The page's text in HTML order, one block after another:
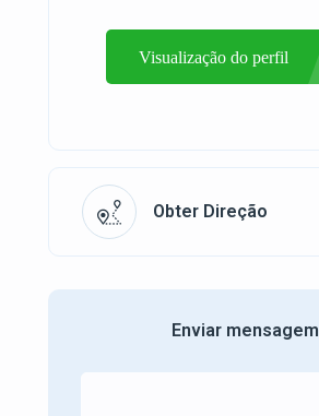
Visualização do perfil
Obter Direção
Enviar mensagem